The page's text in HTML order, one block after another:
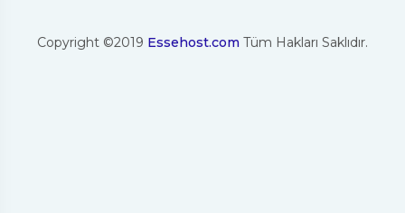
Copyright ©2019 Essehost.com Tüm Hakları Saklıdır.